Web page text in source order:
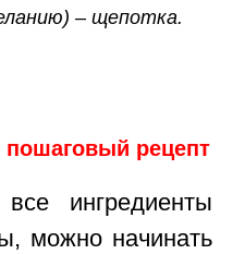
– щепотка.
рецепт
ингредиенты
можно начинать